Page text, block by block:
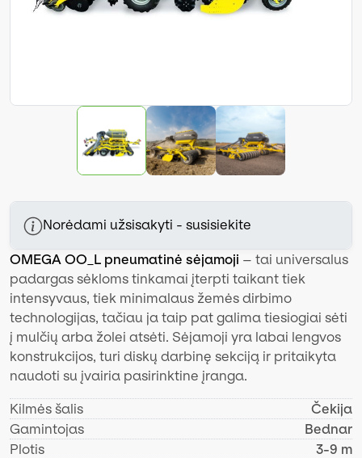
Norėdami užsisakyti - susisiekite
OMEGA OO_L pneumatinė sėjamoji – tai universalus
padargas sėkloms tinkamai įterpti taikant tiek
intensyvaus, tiek minimalaus žemės dirbimo
technologijas, tačiau ja taip pat galima tiesiogiai sėti
į mulčių arba žolei atsėti. Sėjamoji yra labai lengvos
konstrukcijos, turi diskų darbinę sekciją ir pritaikyta
naudoti su įvairia pasirinktine įranga.
Kilmės šalis
Čekija
Gamintojas
Bednar
Plotis
3-9 m